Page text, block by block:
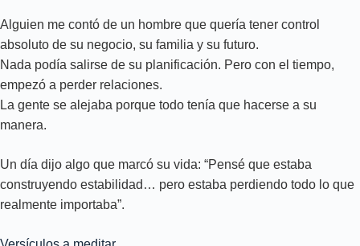
Alguien me contó de un hombre que quería tener control
absoluto de su negocio, su familia y su futuro.
Nada podía salirse de su planificación. Pero con el tiempo,
empezó a perder relaciones.
La gente se alejaba porque todo tenía que hacerse a su
manera.
Un día dijo algo que marcó su vida: “Pensé que estaba
construyendo estabilidad… pero estaba perdiendo todo lo que
realmente importaba”.